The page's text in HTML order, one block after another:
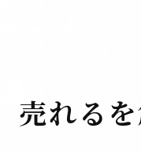
売れる